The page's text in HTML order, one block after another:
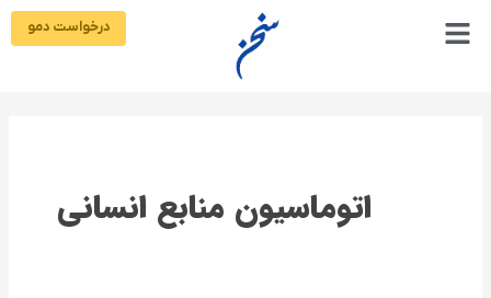
درخواست دمو
اتوماسیون منابع انسانی